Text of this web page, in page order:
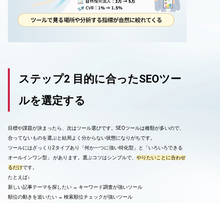
ステップ2 目的に合ったSEOツー
ルを選定する
目標や課題が決まったら、次はツール選びです。SEOツールは種類が多いので、
合ってないものを選ぶと結局よく分からない状態になりがちです。
ツールにはざっくり2タイプあり「何か一つに強い特化型」と「いろいろできる
オールインワン型」 があります。選ぶコツはシンプルで、 やりたいことに合わせ
るだけです。
たとえば↓
新しい記事テーマを探したい → キーワード調査が強いツール
順位の動きを追いたい → 検索順位チェックが強いツール